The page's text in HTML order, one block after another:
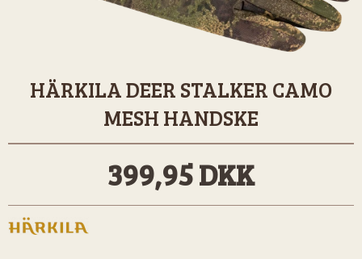
HÄRKILA DEER STALKER CAMO
MESH HANDSKE
399,95 DKK